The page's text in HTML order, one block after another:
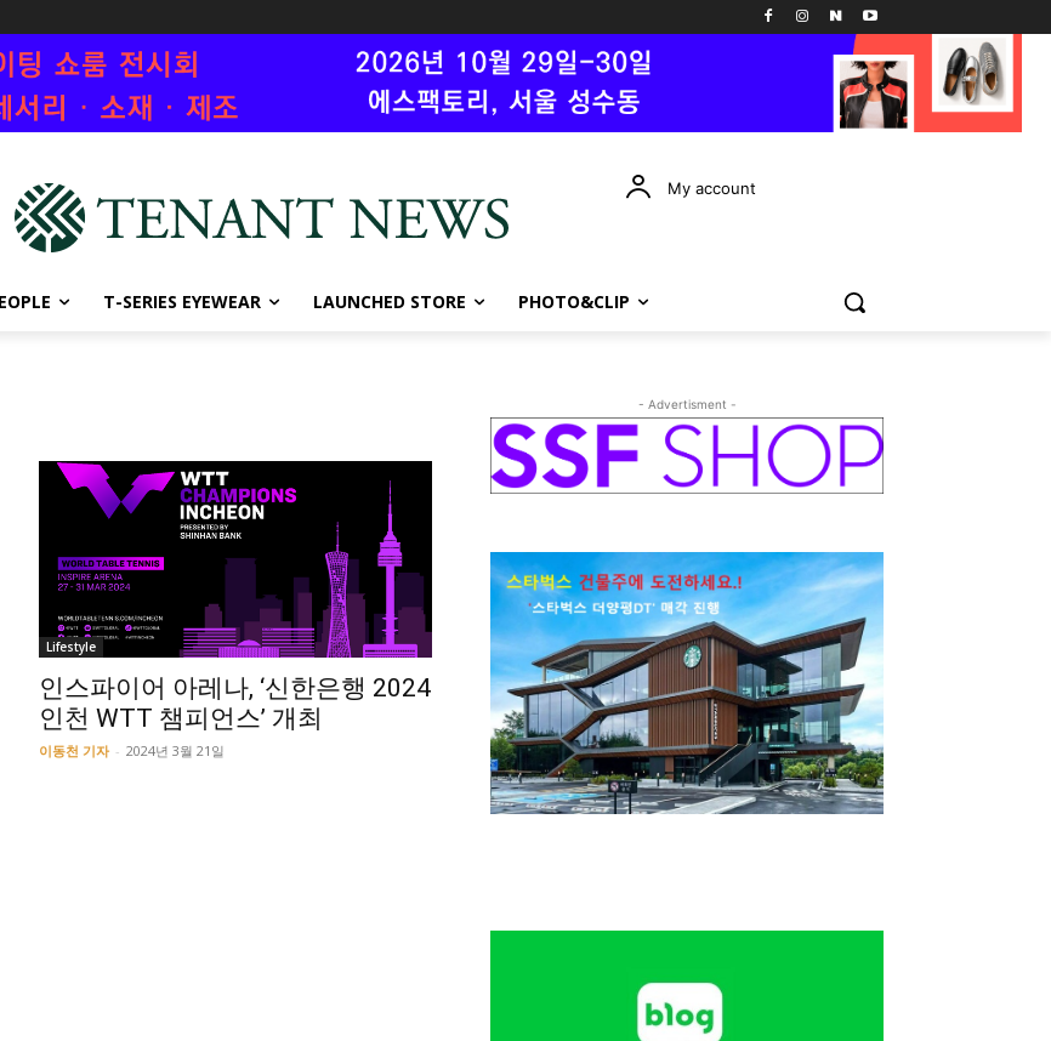
My account
T-SERIES EYEWEAR LAUNCHED STORE PHOTO&CLIP
Lifestyle
인스파이어 아레나, ‘신한은행 2024
인천 WTT 챔피언스’ 개최
이동천 기자 - 2024년 3월 21일
- Advertisment -